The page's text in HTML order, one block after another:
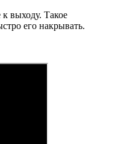
выходу. Такое
его накрывать.